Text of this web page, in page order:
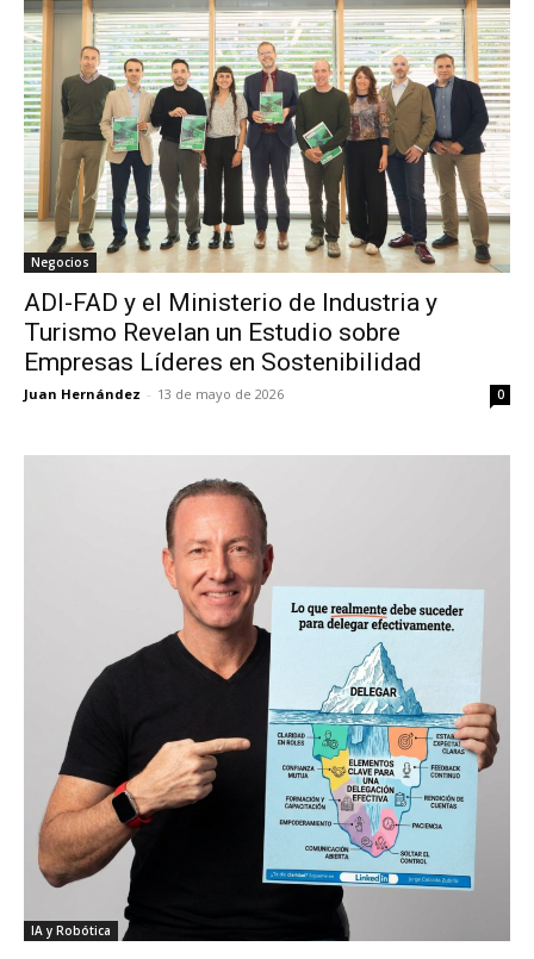
Negocios
ADI-FAD y el Ministerio de Industria y
Turismo Revelan un Estudio sobre
Empresas Líderes en Sostenibilidad
Juan Hernández - 13 de mayo de 2026 0
IA y Robótica